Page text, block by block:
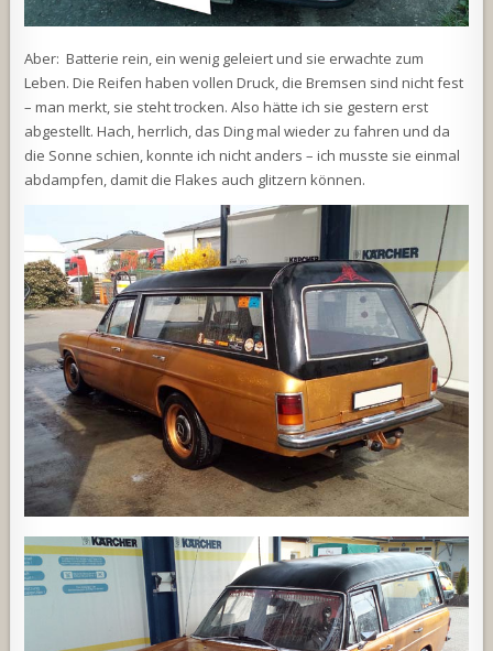
Aber: Batterie rein, ein wenig geleiert und sie erwachte zum
Leben. Die Reifen haben vollen Druck, die Bremsen sind nicht fest
– man merkt, sie steht trocken. Also hätte ich sie gestern erst
abgestellt. Hach, herrlich, das Ding mal wieder zu fahren und da
die Sonne schien, konnte ich nicht anders – ich musste sie einmal
abdampfen, damit die Flakes auch glitzern können.